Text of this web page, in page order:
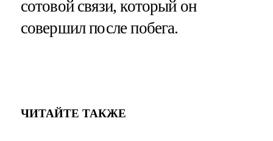
сотовой связи, который он
совершил после побега.
ЧИТАЙТЕ ТАКЖЕ